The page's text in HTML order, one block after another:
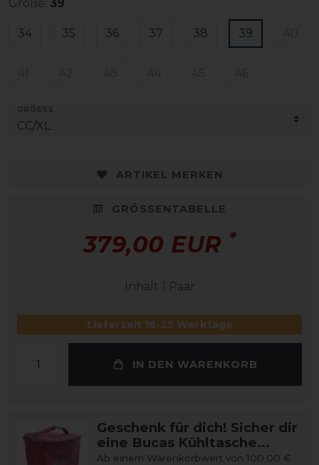
Größe: 39
34 35 36 37 38 39
ARTIKEL MERKEN
GRÖSSENTABELLE
379,00 EUR *
Inhalt 1 Paar
Lieferzeit 16-25 Werktage
IN DEN WARENKORB
Geschenk für dich! Sicher dir
eine Bucas Kühltasche...
Ab einem Warenkorbwert von 100,00 €